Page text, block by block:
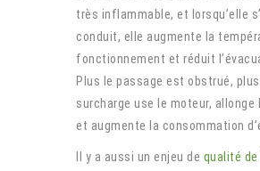
très inflammable, et lorsqu’elle
conduit, elle augmente la
fonctionnement et réduit
Plus le passage est obstrué,
surcharge use le moteur,
et augmente la consommation
Il y a aussi un enjeu de qualité de